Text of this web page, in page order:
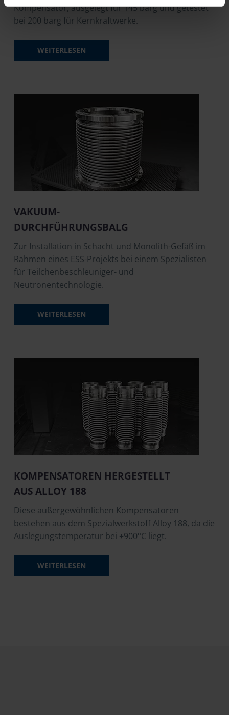
Kompensator, ausgelegt für 145 barg und getestet
bei 200 barg für Kernkraftwerke.
WEITERLESEN
VAKUUM-
DURCHFÜHRUNGSBALG
Zur Installation in Schacht und Monolith-Gefäß im
Rahmen eines ESS-Projekts bei einem Spezialisten
für Teilchenbeschleuniger- und
Neutronentechnologie.
WEITERLESEN
KOMPENSATOREN HERGESTELLT
AUS ALLOY 188
Diese außergewöhnlichen Kompensatoren
bestehen aus dem Spezialwerkstoff Alloy 188, da die
Auslegungstemperatur bei +900°C liegt.
WEITERLESEN